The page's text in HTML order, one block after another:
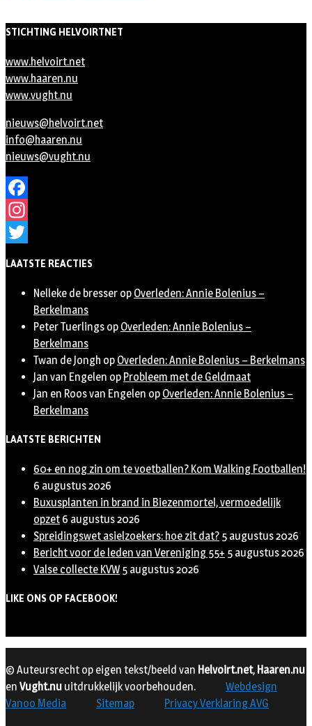
STICHTING HELVOIRTNET
www.helvoirt.net
www.haaren.nu
www.vught.nu
nieuws@helvoirt.net
info@haaren.nu
nieuws@vught.nu
Facebook
Instagram
LAATSTE REACTIES
Nelleke de bresser op Overleden: Annie Bolenius –
Berkelmans
Peter Tuerlings op Overleden: Annie Bolenius –
Berkelmans
Twan de Jongh op Overleden: Annie Bolenius – Berkelmans
Jan van Engelen op Probleem met de Geldmaat
Jan en Roos van Engelen op Overleden: Annie Bolenius –
Berkelmans
LAATSTE BERICHTEN
60+ en nog zin om te voetballen? Kom Walking Footballen!
6 augustus 2026
Buxusplanten in brand in Biezenmortel, vermoedelijk
opzet 6 augustus 2026
Spreidingswet asielzoekers: hoe zit dat? 5 augustus 2026
Bericht voor de leden van Vereniging 55+ 5 augustus 2026
Valse collecte KVW 5 augustus 2026
LIKE ONS OP FACEBOOK!
© Auteursrecht op eigen tekst/beeld van Helvoirt.net, Haaren.nu
en Vught.nu uitdrukkelijk voorbehouden.
Webdesign
Vanoo Media
Sitemap Privacy Verklaring AVG